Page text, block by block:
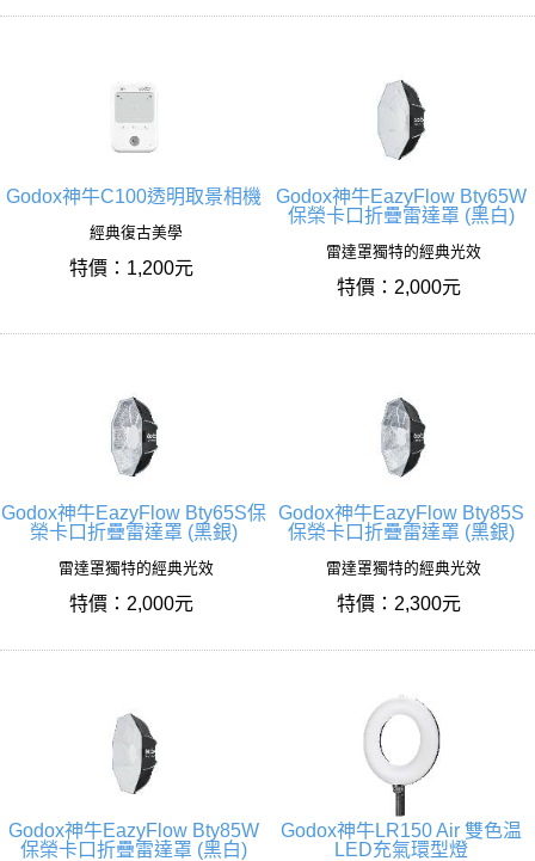
Godox神牛C100透明取景相機
經典復古美學
特價：1,200元
Godox神牛EazyFlow Bty65W
保榮卡口折疊雷達罩 (黑白)
雷達罩獨特的經典光效
特價：2,000元
Godox神牛EazyFlow Bty65S保
榮卡口折疊雷達罩 (黑銀)
雷達罩獨特的經典光效
特價：2,000元
Godox神牛EazyFlow Bty85S
保榮卡口折疊雷達罩 (黑銀)
雷達罩獨特的經典光效
特價：2,300元
Godox神牛EazyFlow Bty85W
保榮卡口折疊雷達罩 (黑白)
Godox神牛LR150 Air 雙色温
LED充氣環型燈